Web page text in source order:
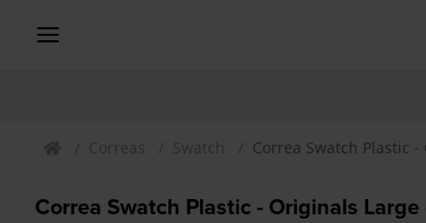
Correas Swatch Correa Swatch Plastic -
Correa Swatch Plastic - Originals